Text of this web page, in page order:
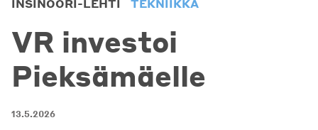
INSINÖÖRI-LEHTI TEKNIIKKA
VR investoi
Pieksämäelle
13.5.2026